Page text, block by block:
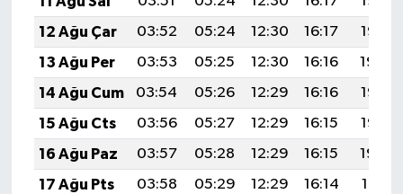
12 Ağu Çar
03:52 05:24 12:30 16:17
19:25
13 Ağu Per
03:53 05:25 12:30 16:16
19:24
14 Ağu Cum
03:54 05:26 12:29 16:16
19:23
15 Ağu Cts
03:56 05:27 12:29 16:15
19:22
16 Ağu Paz
03:57 05:28 12:29 16:15
19:20
17 Ağu Pts
03:58 05:29 12:29 16:14
19:19